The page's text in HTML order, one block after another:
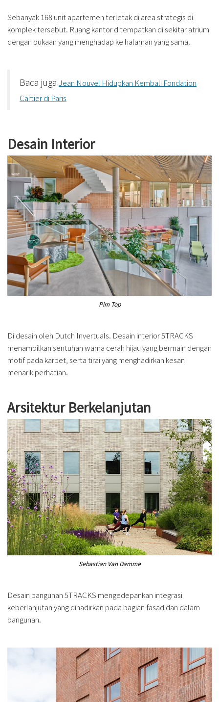
Sebanyak 168 unit apartemen terletak di area strategis di
komplek tersebut. Ruang kantor ditempatkan di sekitar atrium
dengan bukaan yang menghadap ke halaman yang sama.
Baca juga Jean Nouvel Hidupkan Kembali Fondation
Cartier di Paris
Desain Interior
Pim Top
Di desain oleh Dutch Invertuals. Desain interior 5TRACKS
menampilkan sentuhan warna cerah hijau yang bermain dengan
motif pada karpet, serta tirai yang menghadirkan kesan
menarik perhatian.
Arsitektur Berkelanjutan
Sebastian Van Damme
Desain bangunan 5TRACKS mengedepankan integrasi
keberlanjutan yang dihadirkan pada bagian fasad dan dalam
bangunan.